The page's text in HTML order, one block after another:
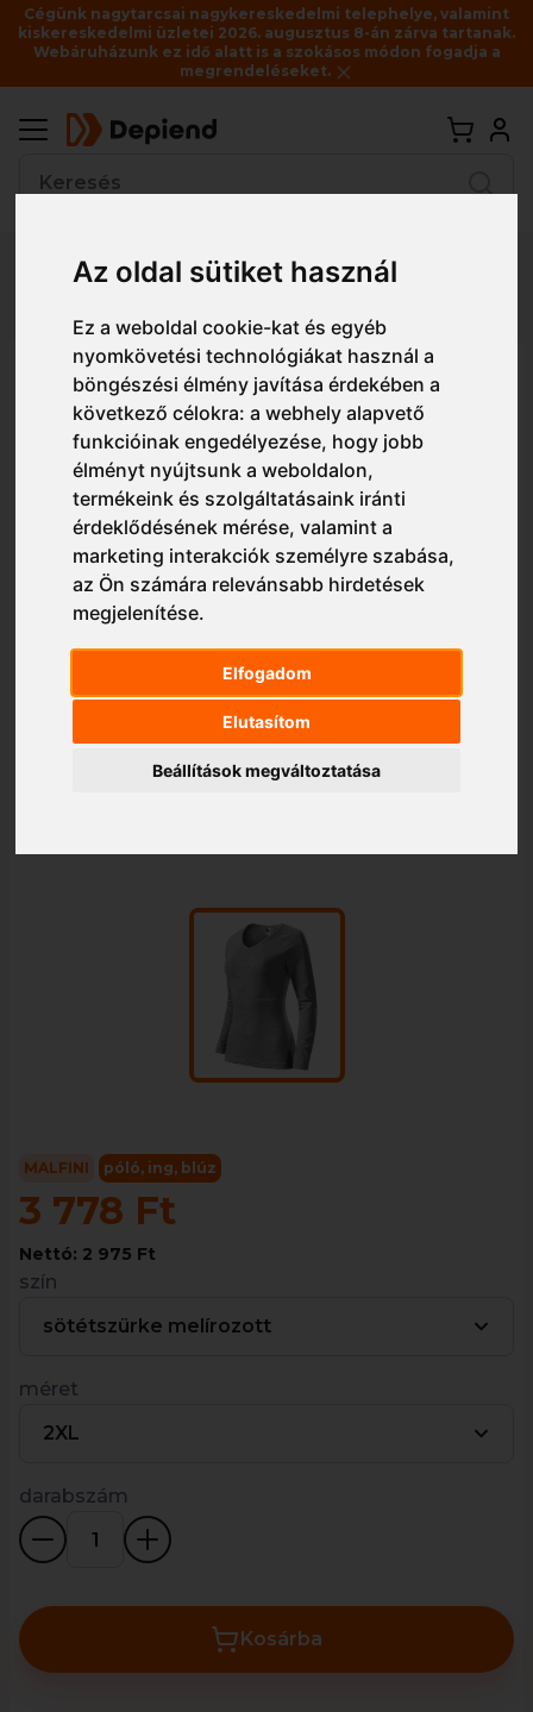
Az oldal sütiket használ
Ez a weboldal cookie-kat és egyéb
nyomkövetési technológiákat használ a
böngészési élmény javítása érdekében a
következő célokra:a webhely alapvető
funkcióinak engedélyezése, hogy jobb
élményt nyújtsunk a weboldalon,
termékeink és szolgáltatásaink iránti
érdeklődésének mérése, valamint a
marketing interakciók személyre szabása,
az Ön számára relevánsabb hirdetések
megjelenítése.
Elfogadom
Elutasítom
Beállítások megváltoztatása
Cégünk nagytarcsai nagykereskedelmi telephelye, valamint
kiskereskedelmi üzletei 2026. augusztus 8-án zárva tartanak.
Webáruházunk ez idő alatt is a szokásos módon fogadja a
megrendeléseket.
Részletes nézet Egyszerű nézet
ADL127 Malfini Elegance V
nyakú női póló
MALFINI póló, ing, blúz
3 778 Ft
Nettó: 2 975 Ft
szín
sötétszürke melírozott
méret
2XL
darabszám
Kosárba